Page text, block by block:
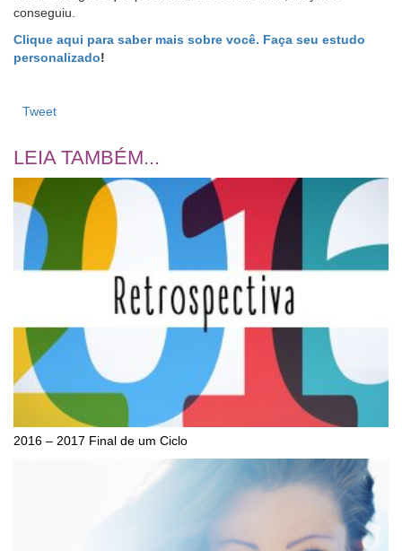
conseguiu.
Clique aqui para saber mais sobre você. Faça seu estudo
personalizado!
Tweet
LEIA TAMBÉM...
2016 – 2017 Final de um Ciclo